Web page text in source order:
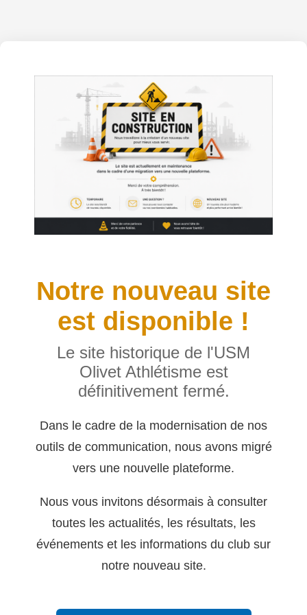
Notre nouveau site
est disponible !
Le site historique de l'USM
Olivet Athlétisme est
définitivement fermé.
Dans le cadre de la modernisation de nos
outils de communication, nous avons migré
vers une nouvelle plateforme.
Nous vous invitons désormais à consulter
toutes les actualités, les résultats, les
événements et les informations du club sur
notre nouveau site.